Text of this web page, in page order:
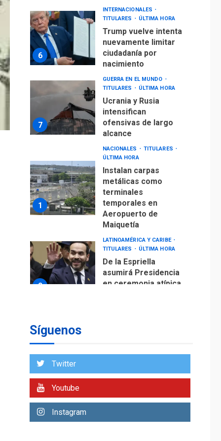
6
INTERNACIONALES
TITULARES
ÚLTIMA HORA
Trump vuelve intenta
nuevamente limitar
ciudadanía por
nacimiento
7
GUERRA EN EL MUNDO
TITULARES
ÚLTIMA HORA
Ucrania y Rusia
intensifican
ofensivas de largo
alcance
1
NACIONALES
TITULARES
ÚLTIMA HORA
Instalan carpas
metálicas como
terminales
temporales en
Aeropuerto de
Maiquetía
2
LATINOAMÉRICA Y CARIBE
TITULARES
ÚLTIMA HORA
De la Espriella
asumirá Presidencia
en ceremonia atípica
3
de diálogo en
4
POLÍTICA
TITULARES
Gobierno y AN2015 en
diálogo
Síguenos
Twitter
Youtube
Instagram